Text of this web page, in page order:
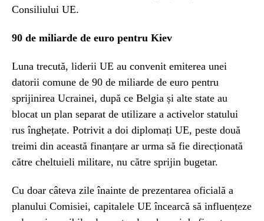
Consiliului UE.
90 de miliarde de euro pentru Kiev
Luna trecută, liderii UE au convenit emiterea unei
datorii comune de 90 de miliarde de euro pentru
sprijinirea Ucrainei, după ce Belgia și alte state au
blocat un plan separat de utilizare a activelor statului
rus înghețate. Potrivit a doi diplomați UE, peste două
treimi din această finanțare ar urma să fie direcționată
către cheltuieli militare, nu către sprijin bugetar.
Cu doar câteva zile înainte de prezentarea oficială a
planului Comisiei, capitalele UE încearcă să influențeze